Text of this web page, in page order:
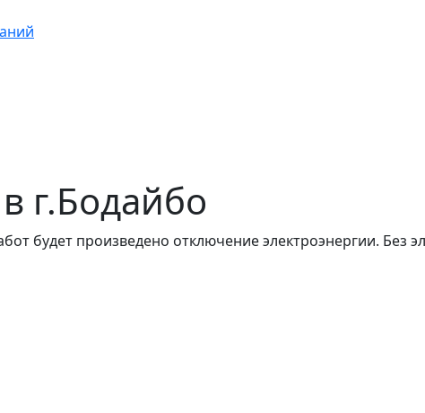
г.Бодайбо
будет произведено отключение электроэнергии. Без